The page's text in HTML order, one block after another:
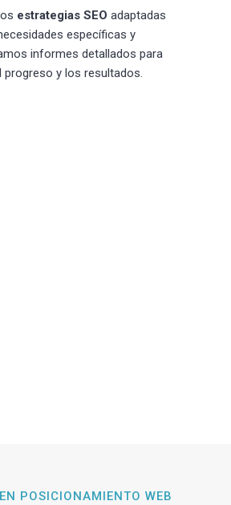
estrategias SEO adaptadas
específicas y
informes detallados para
progreso y los resultados.
POSICIONAMIENTO WEB